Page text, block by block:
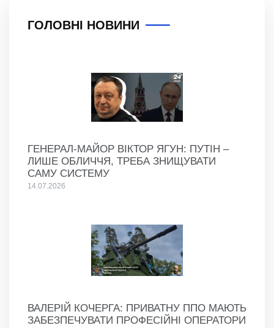
ГОЛОВНІ НОВИНИ
ГЕНЕРАЛ-МАЙОР ВІКТОР ЯГУН: ПУТІН –
ЛИШЕ ОБЛИЧЧЯ, ТРЕБА ЗНИЩУВАТИ
САМУ СИСТЕМУ
14.07.2026
ВАЛЕРІЙ КОЧЕРГА: ПРИВАТНУ ППО МАЮТЬ
ЗАБЕЗПЕЧУВАТИ ПРОФЕСІЙНІ ОПЕРАТОРИ